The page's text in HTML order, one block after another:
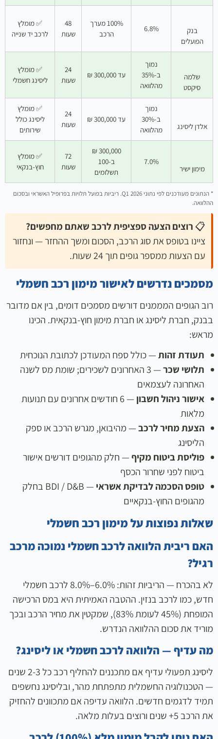
בנק
הפועלים
6.8%
100% מערך
הרכב
48
שעות
✅ מומלץ
לרכב יד שנייה
שלמה
סיקסט
נמוך
ב-35%
מהלוואה
עד 300,000 ₪
24
שעות
✅ מומלץ
ליסינג חשמלי
אלדן ליסינג
נמוך
ב-30%
מהלוואה
עד 300,000 ₪
24
שעות
✅ מומלץ
ליסינג כולל
שירותים
מימון ישיר
7.0%
300,000 ₪
ב-100
תשלומים
72
שעות
✅ מומלץ
חוץ-בנקאי
* הנתונים מעודכנים לפי נתוני Q1 2026. ריביות בפועל תלויות בפרופיל האשראי ובסכום
ההלוואה.
📋רוצים הצעה ספציפית לרכב שאתם מחפשים?
ציינו בטופס את סוג הרכב, הסכום ומשך ההחזר — ונחזור
עם הצעות ממספר גופים תוך 24 שעות.
מסמכים נדרשים לאישור מימון רכב חשמלי
רוב הגופים המממנים דורשים מסמכים דומים, בין אם מדובר
בבנק, חברת ליסינג או חברת מימון חוץ-בנקאית. הכינו
מראש:
תעודת זהות— כולל ספח המעודכן לכתובת הנוכחית
תלושי שכר
— 3 האחרונים לשכירים; שומת מס לשנה
האחרונה לעצמאים
אישור ניהול חשבון
— 6 חודשים אחרונים עם תנועות
מלאות
הצעת מחיר לרכב— מהיבואן, מגרש הרכב או ספק
הליסינג
פוליסת ביטוח מקיף— חלק מהגופים דורשים אישור
ביטוח לפני שחרור הכסף
טופס הסכמה לבדיקת אשראי
— BDI / D&B בחלק
מהגופים החוץ-בנקאיים
שאלות נפוצות על מימון רכב חשמלי
האם ריבית הלוואה לרכב חשמלי נמוכה מרכב
רגיל?
לא בהכרח — הריביות זהות: 6.0%–8.0% לרכב חשמלי
חדש, כמו לרכב בנזין. ההטבה האמיתית היא במס הרכישה
המופחת (45% לעומת 83%), שמקטין את מחיר הרכב ובכך
מוריד את סכום ההלוואה הנדרש.
מה עדיף — הלוואה לרכב חשמלי או ליסינג?
ליסינג תפעולי עדיף אם מתכננים להחליף רכב כל 2-3 שנים
— הטכנולוגיה החשמלית מתפתחת מהר, ובליסינג נחשפים
תמיד לדגמים חדשים. הלוואה עדיפה אם מתכוונים להחזיק
את הרכב 5+ שנים ורוצים בעלות מלאה.